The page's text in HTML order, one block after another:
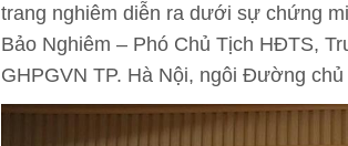
trang nghiêm diễn ra dưới sự chứng
Bảo Nghiêm – Phó Chủ Tịch HĐTS,
GHPGVN TP. Hà Nội, ngôi Đường